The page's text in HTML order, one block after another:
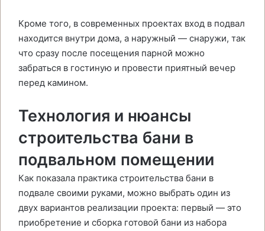
Кроме того, в современных проектах вход в подвал
находится внутри дома, а наружный — снаружи, так
что сразу после посещения парной можно
забраться в гостиную и провести приятный вечер
перед камином.
Технология и нюансы
строительства бани в
подвальном помещении
Как показала практика строительства бани в
подвале своими руками, можно выбрать один из
двух вариантов реализации проекта: первый — это
приобретение и сборка готовой бани из набора